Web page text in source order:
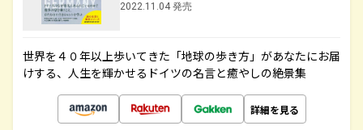
2022.11.04 発売
世界を４０年以上歩いてきた「地球の歩き方」があなたにお届
けする、人生を輝かせるドイツの名言と癒やしの絶景集
詳細を見る